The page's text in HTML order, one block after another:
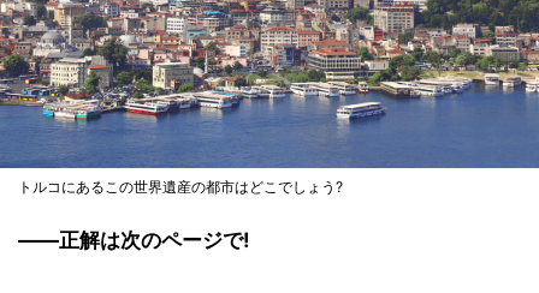
トルコにあるこの世界遺産の都市はどこでしょう?
――正解は次のページで!